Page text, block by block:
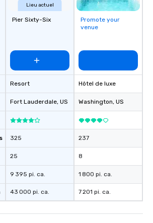
Lieu actuel
Pier Sixty-Six
Resort
Fort Lauderdale, US
325
25
9 395 pi. ca.
43 000 pi. ca.
Promote your
venue
Hôtel de luxe
Washington, US
237
8
1 800 pi. ca.
7 201 pi. ca.